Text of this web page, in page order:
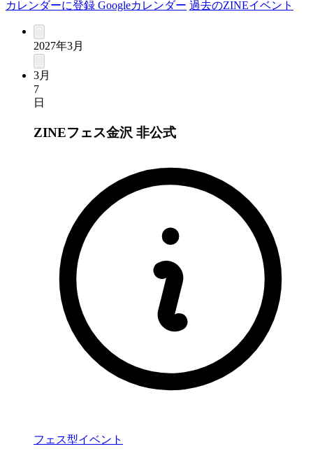
カレンダーに登録 Googleカレンダー 過去のZINEイベント
2027年3月
3月
7
日
ZINEフェス金沢 非公式
フェス型イベント